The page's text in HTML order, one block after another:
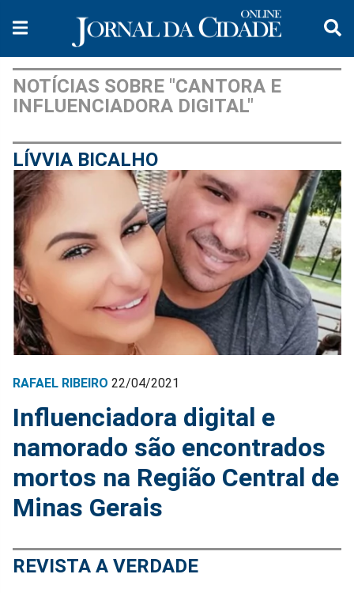
NOTÍCIAS SOBRE "CANTORA E
INFLUENCIADORA DIGITAL"
LÍVVIA BICALHO
RAFAEL RIBEIRO 22/04/2021
Influenciadora digital e
namorado são encontrados
mortos na Região Central de
Minas Gerais
REVISTA A VERDADE